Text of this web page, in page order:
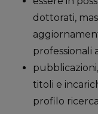
dottorati,
professionali
titoli e
profilo